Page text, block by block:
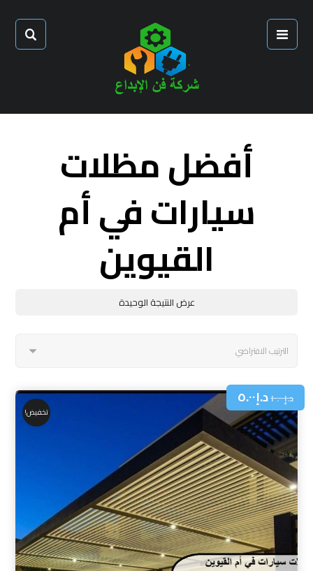
أفضل مظلات
سيارات في أم
القيوين
عرض النتيجة الوحيدة
د.إ١٠.٠٠د.إ٥.٠٠
تخفيض!